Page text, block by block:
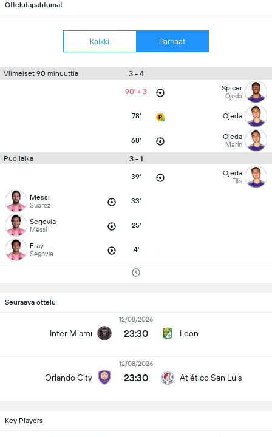
Ottelutapahtumat
Kaikki Parhaat
Viimeiset 90 minuuttia 3 - 4
90' + 3 Spicer
Ojeda
78' Ojeda
68' Ojeda
Marín
Puoliaika 3 - 1
39' Ojeda
Ellis
Messi
Suarez 33'
Segovia
Messi 25'
Fray
Segovia 4'
Seuraava ottelu
Inter Miami
12/08/2026
23:30 Leon
Orlando City
12/08/2026
23:30 Atlético San Luis
Key Players